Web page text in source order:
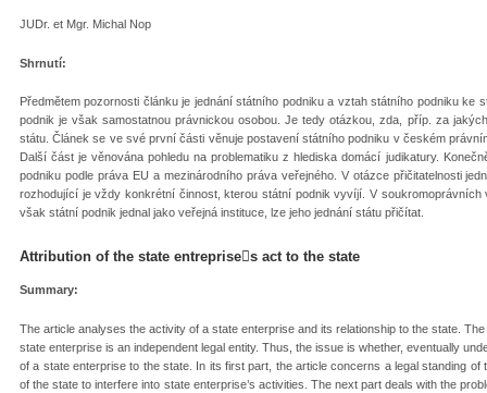
JUDr. et Mgr. Michal Nop
Shrnutí:
Předmětem pozornosti článku je jednání státního podniku a vztah státního podniku ke
podnik je však samostatnou právnickou osobou. Je tedy otázkou, zda, příp. za
státu. Článek se ve své první části věnuje postavení státního podniku v českém
Další část je věnována pohledu na problematiku z hlediska domácí judikatury.
podniku podle práva EU a mezinárodního práva veřejného. V otázce přičitatelnosti
rozhodující je vždy konkrétní činnost, kterou státní podnik vyvíjí. V
však státní podnik jednal jako veřejná instituce, lze jeho jednání státu přičítat.
Attribution of the state entreprises act to the state
Summary:
The article analyses the activity of a state enterprise and its relationship to the state.
state enterprise is an independent legal entity. Thus, the issue is whether, eventually
of a state enterprise to the state. In its first part, the article concerns a legal standing
of the state to interfere into state enterprise’s activities. The next part deals with the